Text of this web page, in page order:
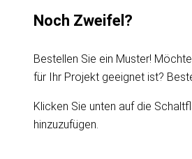
Noch Zweifel?
Bestellen Sie ein Muster!
für Ihr Projekt geeignet ist?
Klicken Sie unten auf die
hinzuzufügen.